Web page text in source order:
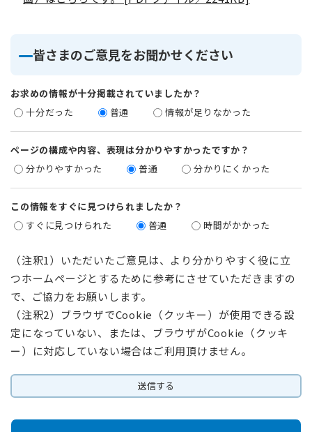
皆さまのご意見をお聞かせください
お求めの情報が十分掲載されていましたか？
十分だった
普通 情報が足りなかった
ページの構成や内容、表現は分かりやすかったですか？
分かりやすかった
普通 分かりにくかった
この情報をすぐに見つけられましたか？
すぐに見つけられた
普通 時間がかかった
（注釈1）いただいたご意見は、より分かりやすく役に立
つホームページとするために参考にさせていただきますの
で、ご協力をお願いします。
（注釈2）ブラウザでCookie（クッキー）が使用できる設
定になっていない、または、ブラウザがCookie（クッキ
ー）に対応していない場合はご利用頂けません。